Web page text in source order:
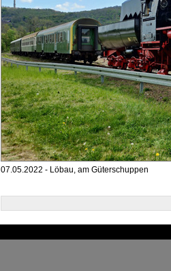
07.05.2022 - Löbau, am Güterschuppen